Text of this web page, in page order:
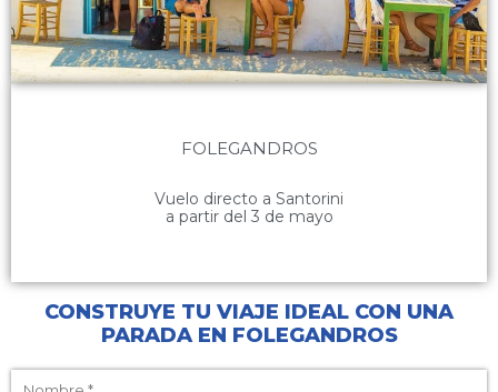
FOLEGANDROS
Vuelo directo a Santorini
a partir del 3 de mayo
CONSTRUYE TU VIAJE IDEAL CON UNA
PARADA EN FOLEGANDROS